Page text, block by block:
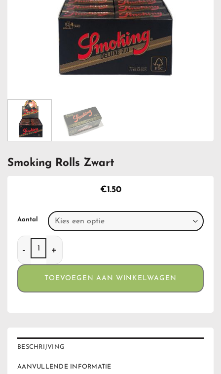
Smoking Rolls Zwart
€1.50
Aantal
Smoking Rolls Zwart aantal
TOEVOEGEN AAN WINKELWAGEN
BESCHRIJVING
AANVULLENDE INFORMATIE